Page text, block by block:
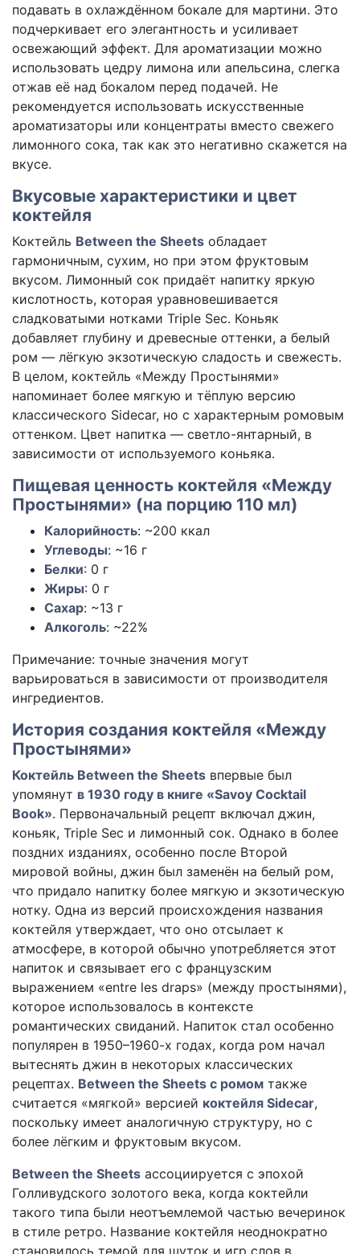
подавать в охлаждённом бокале для мартини. Это
подчеркивает его элегантность и усиливает
освежающий эффект. Для ароматизации можно
использовать цедру лимона или апельсина, слегка
отжав её над бокалом перед подачей. Не
рекомендуется использовать искусственные
ароматизаторы или концентраты вместо свежего
лимонного сока, так как это негативно скажется на
вкусе.
Вкусовые характеристики и цвет
коктейля
Коктейль Between the Sheets обладает
гармоничным, сухим, но при этом фруктовым
вкусом. Лимонный сок придаёт напитку яркую
кислотность, которая уравновешивается
сладковатыми нотками Triple Sec. Коньяк
добавляет глубину и древесные оттенки, а белый
ром — лёгкую экзотическую сладость и свежесть.
В целом, коктейль «Между Простынями»
напоминает более мягкую и тёплую версию
классического Sidecar, но с характерным ромовым
оттенком. Цвет напитка — светло-янтарный, в
зависимости от используемого коньяка.
Пищевая ценность коктейля «Между
Простынями» (на порцию 110 мл)
Калорийность: ~200 ккал
Углеводы: ~16 г
Белки: 0 г
Жиры: 0 г
Сахар: ~13 г
Алкоголь: ~22%
Примечание: точные значения могут
варьироваться в зависимости от производителя
ингредиентов.
История создания коктейля «Между
Простынями»
Коктейль Between the Sheets впервые был
упомянут в 1930 году в книге «Savoy Cocktail
Book». Первоначальный рецепт включал джин,
коньяк, Triple Sec и лимонный сок. Однако в более
поздних изданиях, особенно после Второй
мировой войны, джин был заменён на белый ром,
что придало напитку более мягкую и экзотическую
нотку. Одна из версий происхождения названия
коктейля утверждает, что оно отсылает к
атмосфере, в которой обычно употребляется этот
напиток и связывает его с французским
выражением «entre les draps» (между простынями),
которое использовалось в контексте
романтических свиданий. Напиток стал особенно
популярен в 1950–1960-х годах, когда ром начал
вытеснять джин в некоторых классических
рецептах. Between the Sheets с ромом также
считается «мягкой» версией коктейля Sidecar,
поскольку имеет аналогичную структуру, но с
более лёгким и фруктовым вкусом.
Between the Sheets ассоциируется с эпохой
Голливудского золотого века, когда коктейли
такого типа были неотъемлемой частью вечеринок
в стиле ретро. Название коктейля неоднократно